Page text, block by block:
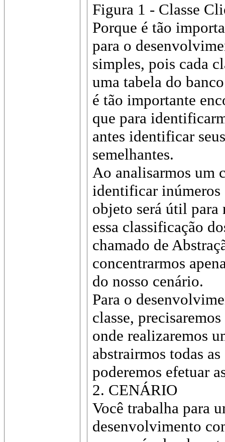
Figura 1 - Classe
Porque é tão
para o
simples, pois cada
uma tabela do
é tão importante
que para
antes identificar
semelhantes.
Ao analisarmos um
identificar inúmeros
objeto será útil para
essa classificação
chamado de
concentrarmos
do nosso cenário.
Para o
classe,
onde realizaremos
abstrairmos todas
poderemos efetuar
2. CENÁRIO
Você trabalha para
desenvolvimento